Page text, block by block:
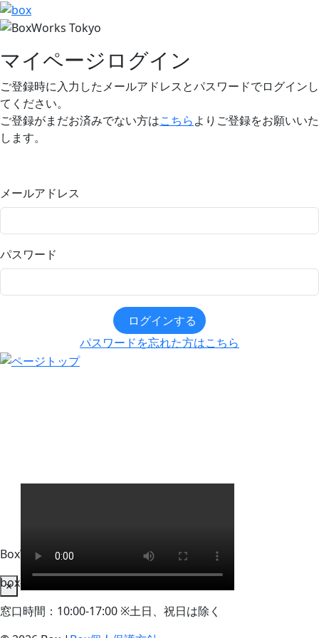
マイページログイン
ご登録時に入力したメールアドレスとパスワードでログインし
てください。
ご登録がまだお済みでない方はこちらよりご登録をお願いいた
します。
メールアドレス
パスワード
ログインする
パスワードを忘れた方はこちら
BoxWorks Tokyo + Osaka 来場者事務局
box-info_registration@event-admin.jp
窓口時間：10:00-17:00 ※土日、祝日は除く
×